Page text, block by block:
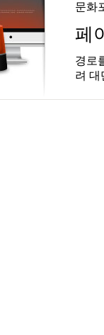
문화
페
경로
려 대